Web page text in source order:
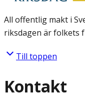
All offentlig makt i
riksdagen är folkets
Till toppen
Kontakt